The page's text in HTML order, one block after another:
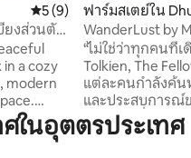
คะแนนเฉลี่ย 5 จาก 5, 9 รีวิว
5 (9)
ยงส่วนตัว
modern
ฟาร์มสเตย์ใน
WanderLust by
กอดต้นไม้
“ไม่ใช่ว่าทุกคนที่เ
Tolkien, The
แต่ละคนกำลังค้น
และประสบการณ์ข
และใกล้ เพื่อแสว
สิ่งที่ไม่รู้จัก ยินดีต้อนรับสู่ WanderLust
นอุตตรประเทศ